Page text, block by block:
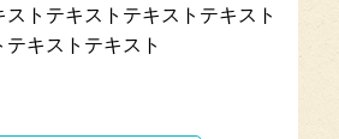
ストテキストテキストテキスト
キストテキスト